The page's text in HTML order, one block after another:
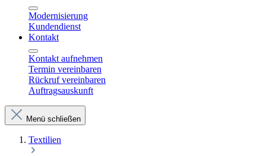
Modernisierung
Kundendienst
Kontakt
Kontakt aufnehmen
Termin vereinbaren
Rückruf vereinbaren
Auftragsauskunft
Menü schließen
Textilien